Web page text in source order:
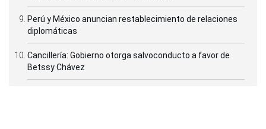
Perú y México anuncian restablecimiento de relaciones
diplomáticas
Cancillería: Gobierno otorga salvoconducto a favor de
Betssy Chávez